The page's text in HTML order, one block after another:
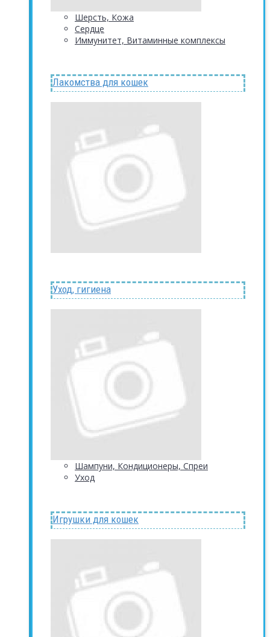
Шерсть, Кожа
Сердце
Иммунитет, Витаминные комплексы
Лакомства для кошек
Уход, гигиена
Шампуни, Кондиционеры, Спреи
Уход
Игрушки для кошек